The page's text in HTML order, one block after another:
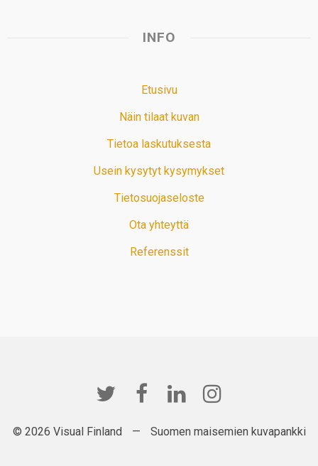
INFO
Etusivu
Näin tilaat kuvan
Tietoa laskutuksesta
Usein kysytyt kysymykset
Tietosuojaseloste
Ota yhteyttä
Referenssit
© 2026 Visual Finland — Suomen maisemien kuvapankki